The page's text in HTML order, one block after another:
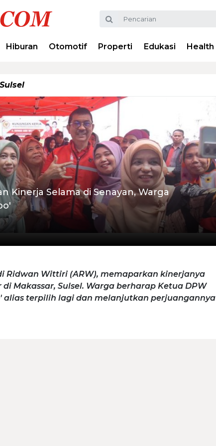
Hiburan Otomotif Properti Edukasi Health
Kinerja Selama di Senayan, Warga
Ridwan Wittiri (ARW), memaparkan kinerjanya
Makassar, Sulsel. Warga berharap Ketua DPW
alias terpilih lagi dan melanjutkan perjuangannya